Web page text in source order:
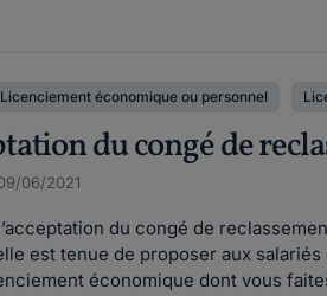
Licenciement économique ou personnel
du congé de
06/2021
du congé de
est tenue de proposer aux
économique dont vous